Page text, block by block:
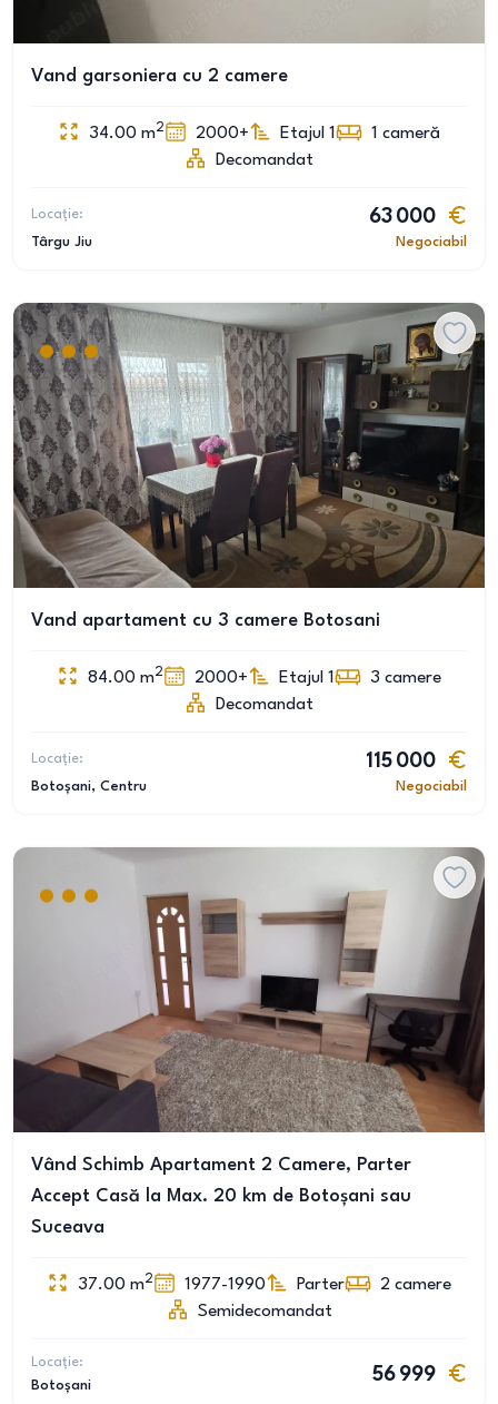
Vand garsoniera cu 2 camere
34.00 m2 2000+ Etajul 1 1 cameră
Decomandat
Locație:
Târgu Jiu
63 000
Negociabil
Vand apartament cu 3 camere Botosani
84.00 m2 2000+ Etajul 1 3 camere
Decomandat
Locație:
Botoșani, Centru
115 000
Negociabil
Vând Schimb Apartament 2 Camere, Parter
Accept Casă la Max. 20 km de Botoșani sau
Suceava
37.00 m2 1977-1990 Parter 2 camere
Semidecomandat
Locație:
Botoșani
56 999